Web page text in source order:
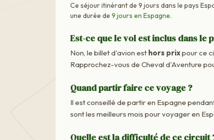
Ce séjour itinérant de 9 jours dans le pays
une durée de 9 jours en Espagne.
Est-ce que le vol est inclus dans le
Non, le billet d'avion est hors prixpour ce
Rapprochez-vous de Cheval d'Aventure
Quand partir faire ce voyage ?
Il est conseillé de partir en Espagne
sont les meilleurs mois pour voyager en
Quelle est la difficulté de ce circuit